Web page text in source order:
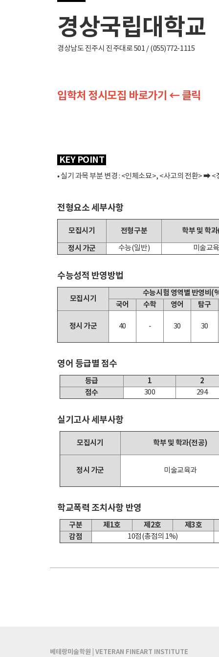
경상국립대학교
경상남도 진주시 진주대로 501 / (055)772-1115
입학처 정시모집 바로가기 ← 클릭
KEY POINT
• 실기 과목 부분 변경 : <인체소묘>, <사고의 전환> ⮕
전형요소 세부사항
모집시기 전형구분
학부 및 학
정시 가군
수능(일반) 미술교
수능성적 반영방법
모집시기
수능시험 영역별 반영비
국어
수학 영어 탐구
정시 가군 40 - 30 30
영어 등급별 점수
등급 1
2
점수
300 294
실기고사 세부사항
모집시기 학부 및 학과(전공)
정시 가군 미술교육과
학교폭력 조치사항 반영
구분 제1호 제2호
제3호
감점
10점(총점의 1%)
베테랑미술학원 | VETERAN FINEART INSTITUTE